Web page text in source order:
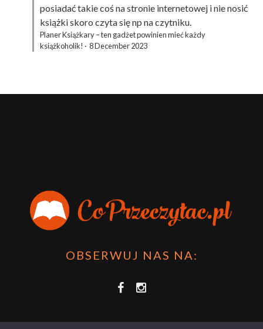
posiadać takie coś na stronie internetowej i nie nosić
książki skoro czyta się np na czytniku.
Planer Książkary – ten gadżet powinien mieć każdy
książkoholik! · 8 December 2023
OBSERWUJ NAS NA: